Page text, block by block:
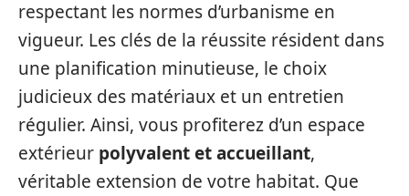
respectant les normes d’urbanisme en
vigueur. Les clés de la réussite résident dans
une planification minutieuse, le choix
judicieux des matériaux et un entretien
régulier. Ainsi, vous profiterez d’un espace
extérieur polyvalent et accueillant,
véritable extension de votre habitat. Que